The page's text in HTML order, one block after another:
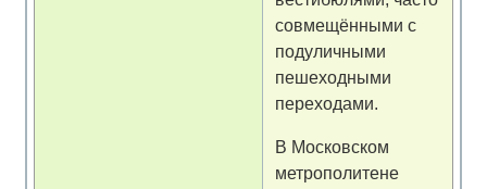
совмещёнными с
подуличными
пешеходными
переходами.
В Московском
метрополитене